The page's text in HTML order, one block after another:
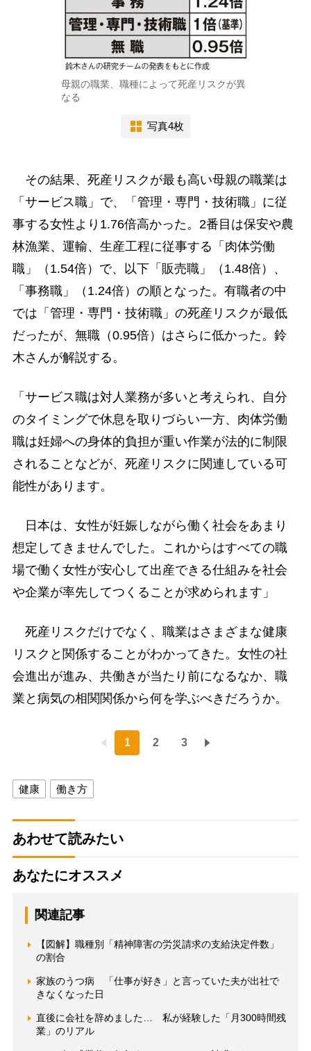
母親の職業、職種によって死産リスクが異
なる
写真4枚
その結果、死産リスクが最も高い母親の職業は
「サービス職」で、「管理・専門・技術職」に従
事する女性より1.76倍高かった。2番目は保安や農
林漁業、運輸、生産工程に従事する「肉体労働
職」（1.54倍）で、以下「販売職」（1.48倍）、
「事務職」（1.24倍）の順となった。有職者の中
では「管理・専門・技術職」の死産リスクが最低
だったが、無職（0.95倍）はさらに低かった。鈴
木さんが解説する。
「サービス職は対人業務が多いと考えられ、自分
のタイミングで休息を取りづらい一方、肉体労働
職は妊婦への身体的負担が重い作業が法的に制限
されることなどが、死産リスクに関連している可
能性があります。
日本は、女性が妊娠しながら働く社会をあまり
想定してきませんでした。これからはすべての職
場で働く女性が安心して出産できる仕組みを社会
や企業が率先してつくることが求められます」
死産リスクだけでなく、職業はさまざまな健康
リスクと関係することがわかってきた。女性の社
会進出が進み、共働きが当たり前になるなか、職
業と病気の相関関係から何を学ぶべきだろうか。
1 2 3
健康 働き方
あわせて読みたい
あなたにオススメ
関連記事
【図解】職種別「精神障害の労災請求の支給決定件数」
の割合
家族のうつ病 「仕事が好き」と言っていた夫が出社で
きなくなった日
直後に会社を辞めました… 私が経験した「月300時間残
業」のリアル